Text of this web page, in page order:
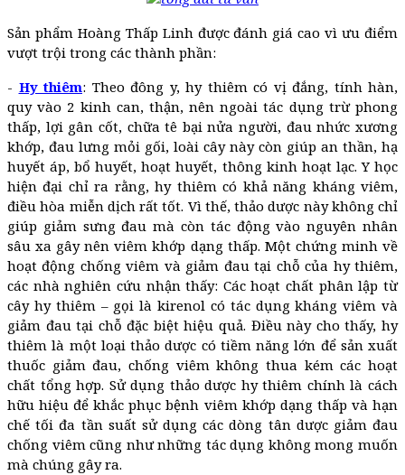
Sản phẩm Hoàng Thấp Linh được đánh giá cao vì ưu điểm
vượt trội trong các thành phần:
- Hy thiêm: Theo đông y, hy thiêm có vị đắng, tính hàn,
quy vào 2 kinh can, thận, nên ngoài tác dụng trừ phong
thấp, lợi gân cốt, chữa tê bại nửa người, đau nhức xương
khớp, đau lưng mỏi gối, loài cây này còn giúp an thần, hạ
huyết áp, bổ huyết, hoạt huyết, thông kinh hoạt lạc. Y học
hiện đại chỉ ra rằng, hy thiêm có khả năng kháng viêm,
điều hòa miễn dịch rất tốt. Vì thế, thảo dược này không chỉ
giúp giảm sưng đau mà còn tác động vào nguyên nhân
sâu xa gây nên viêm khớp dạng thấp. Một chứng minh về
hoạt động chống viêm và giảm đau tại chỗ của hy thiêm,
các nhà nghiên cứu nhận thấy: Các hoạt chất phân lập từ
cây hy thiêm – gọi là kirenol có tác dụng kháng viêm và
giảm đau tại chỗ đặc biệt hiệu quả. Điều này cho thấy, hy
thiêm là một loại thảo dược có tiềm năng lớn để sản xuất
thuốc giảm đau, chống viêm không thua kém các hoạt
chất tổng hợp. Sử dụng thảo dược hy thiêm chính là cách
hữu hiệu để khắc phục bệnh viêm khớp dạng thấp và hạn
chế tối đa tần suất sử dụng các dòng tân dược giảm đau
chống viêm cũng như những tác dụng không mong muốn
mà chúng gây ra.